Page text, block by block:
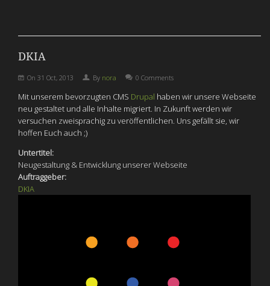
DKIA
On 31 Oct, 2013 By nora 0 Comments
Mit unserem bevorzugten CMS Drupal haben wir unsere Webseite
neu gestaltet und alle Inhalte migriert. In Zukunft werden wir
versuchen zweisprachig zu veröffentlichen. Uns gefällt sie, wir
hoffen Euch auch ;)
Untertitel:
Neugestaltung & Entwicklung unserer Webseite
Auftraggeber:
DKIA